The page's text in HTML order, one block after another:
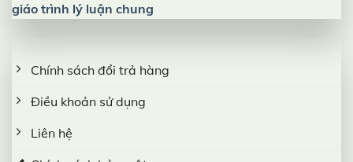
giáo trình lý luận chung
Chính sách đổi trả hàng
Điều khoản sử dụng
Liên hệ